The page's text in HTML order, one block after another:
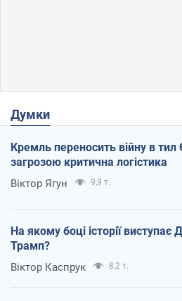
Думки
Кремль переносить війну в тил
загрозою критична логістика
Віктор Ягун 9,9 т.
На якому боці історії виступає
Трамп?
Віктор Каспрук 8,2 т.